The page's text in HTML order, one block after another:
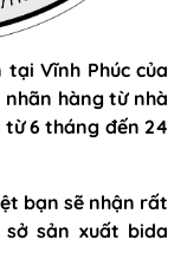
tại Vĩnh Phúc của
hàng từ nhà
6 tháng đến 24
bạn sẽ nhận rất
sản xuất bida